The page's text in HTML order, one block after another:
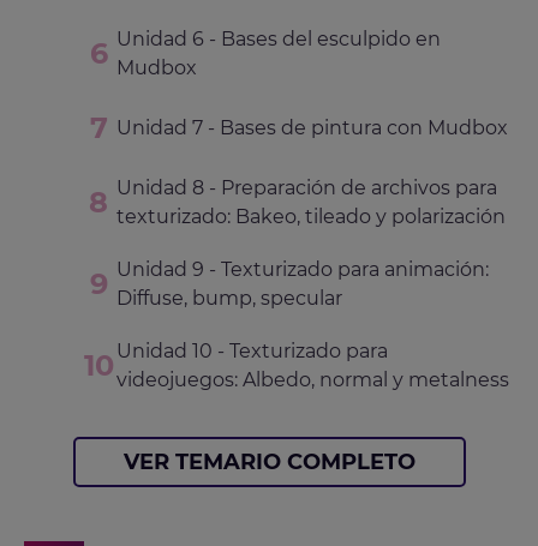
Unidad 6 - Bases del esculpido en
Mudbox
Unidad 7 - Bases de pintura con Mudbox
Unidad 8 - Preparación de archivos para
texturizado: Bakeo, tileado y polarización
Unidad 9 - Texturizado para animación:
Diffuse, bump, specular
Unidad 10 - Texturizado para
videojuegos: Albedo, normal y metalness
VER TEMARIO COMPLETO